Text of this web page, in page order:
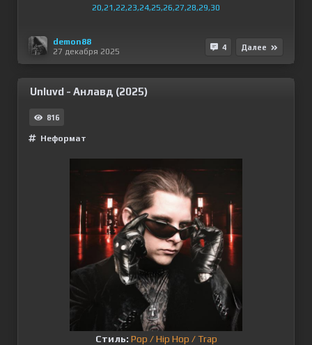
20,21,22,23,24,25,26,27,28,29,30
demon88
27 декабря 2025
4 Далее
Unluvd - Анлавд (2025)
816
Неформат
Стиль: Pop / Hip Hop / Trap